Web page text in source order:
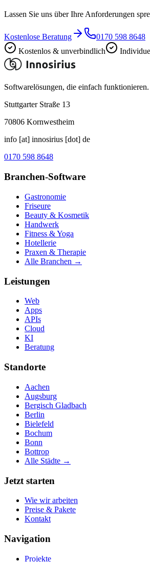
Lassen Sie uns über Ihre Anforderungen
Kostenlose Beratung
0170 598 8648
Kostenlos & unverbindlich
Softwarelösungen, die einfach funktionieren.
Stuttgarter Straße 13
70806 Kornwestheim
info [at] innosirius [dot] de
0170 598 8648
Branchen-Software
Gastronomie
Friseure
Beauty & Kosmetik
Handwerk
Fitness & Yoga
Hotellerie
Praxen & Therapie
Alle Branchen →
Leistungen
Web
Apps
APIs
Cloud
KI
Beratung
Standorte
Aachen
Augsburg
Bergisch Gladbach
Berlin
Bielefeld
Bochum
Bonn
Bottrop
Alle Städte →
Jetzt starten
Wie wir arbeiten
Preise & Pakete
Kontakt
Navigation
Projekte